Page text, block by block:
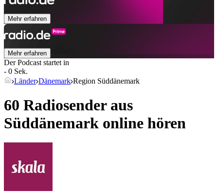
Mehr erfahren
Mehr erfahren
Der Podcast startet in
- 0 Sek.
Länder Dänemark Region Süddänemark
60 Radiosender aus
Süddänemark online hören